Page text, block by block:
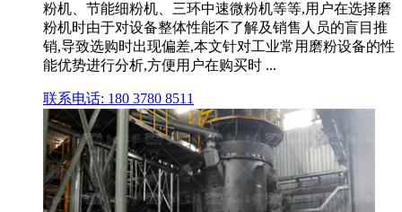
粉机、节能细粉机、三环中速微粉机等等,用户在选择磨
粉机时由于对设备整体性能不了解及销售人员的盲目推
销,导致选购时出现偏差,本文针对工业常用磨粉设备的性
能优势进行分析,方便用户在购买时 ...
联系电话: 180 3780 8511